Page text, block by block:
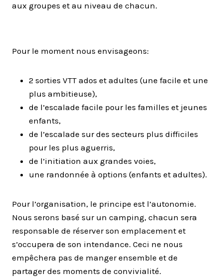
aux groupes et au niveau de chacun.
Pour le moment nous envisageons:
2 sorties VTT ados et adultes (une facile et une
plus ambitieuse),
de l’escalade facile pour les familles et jeunes
enfants,
de l’escalade sur des secteurs plus difficiles
pour les plus aguerris,
de l’initiation aux grandes voies,
une randonnée à options (enfants et adultes).
Pour l’organisation, le principe est l’autonomie.
Nous serons basé sur un camping, chacun sera
responsable de réserver son emplacement et
s’occupera de son intendance. Ceci ne nous
empêchera pas de manger ensemble et de
partager des moments de convivialité.